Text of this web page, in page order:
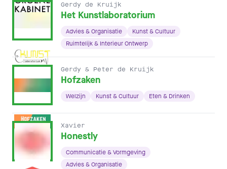
Gerdy de Kruijk
Het Kunstlaboratorium
Advies & Organisatie
Kunst & Cultuur
Ruimtelijk & Interieur Ontwerp
Gerdy & Peter de Kruijk
Hofzaken
Welzijn Kunst & Cultuur Eten & Drinken
Xavier
Honestly
Communicatie & Vormgeving
Advies & Organisatie